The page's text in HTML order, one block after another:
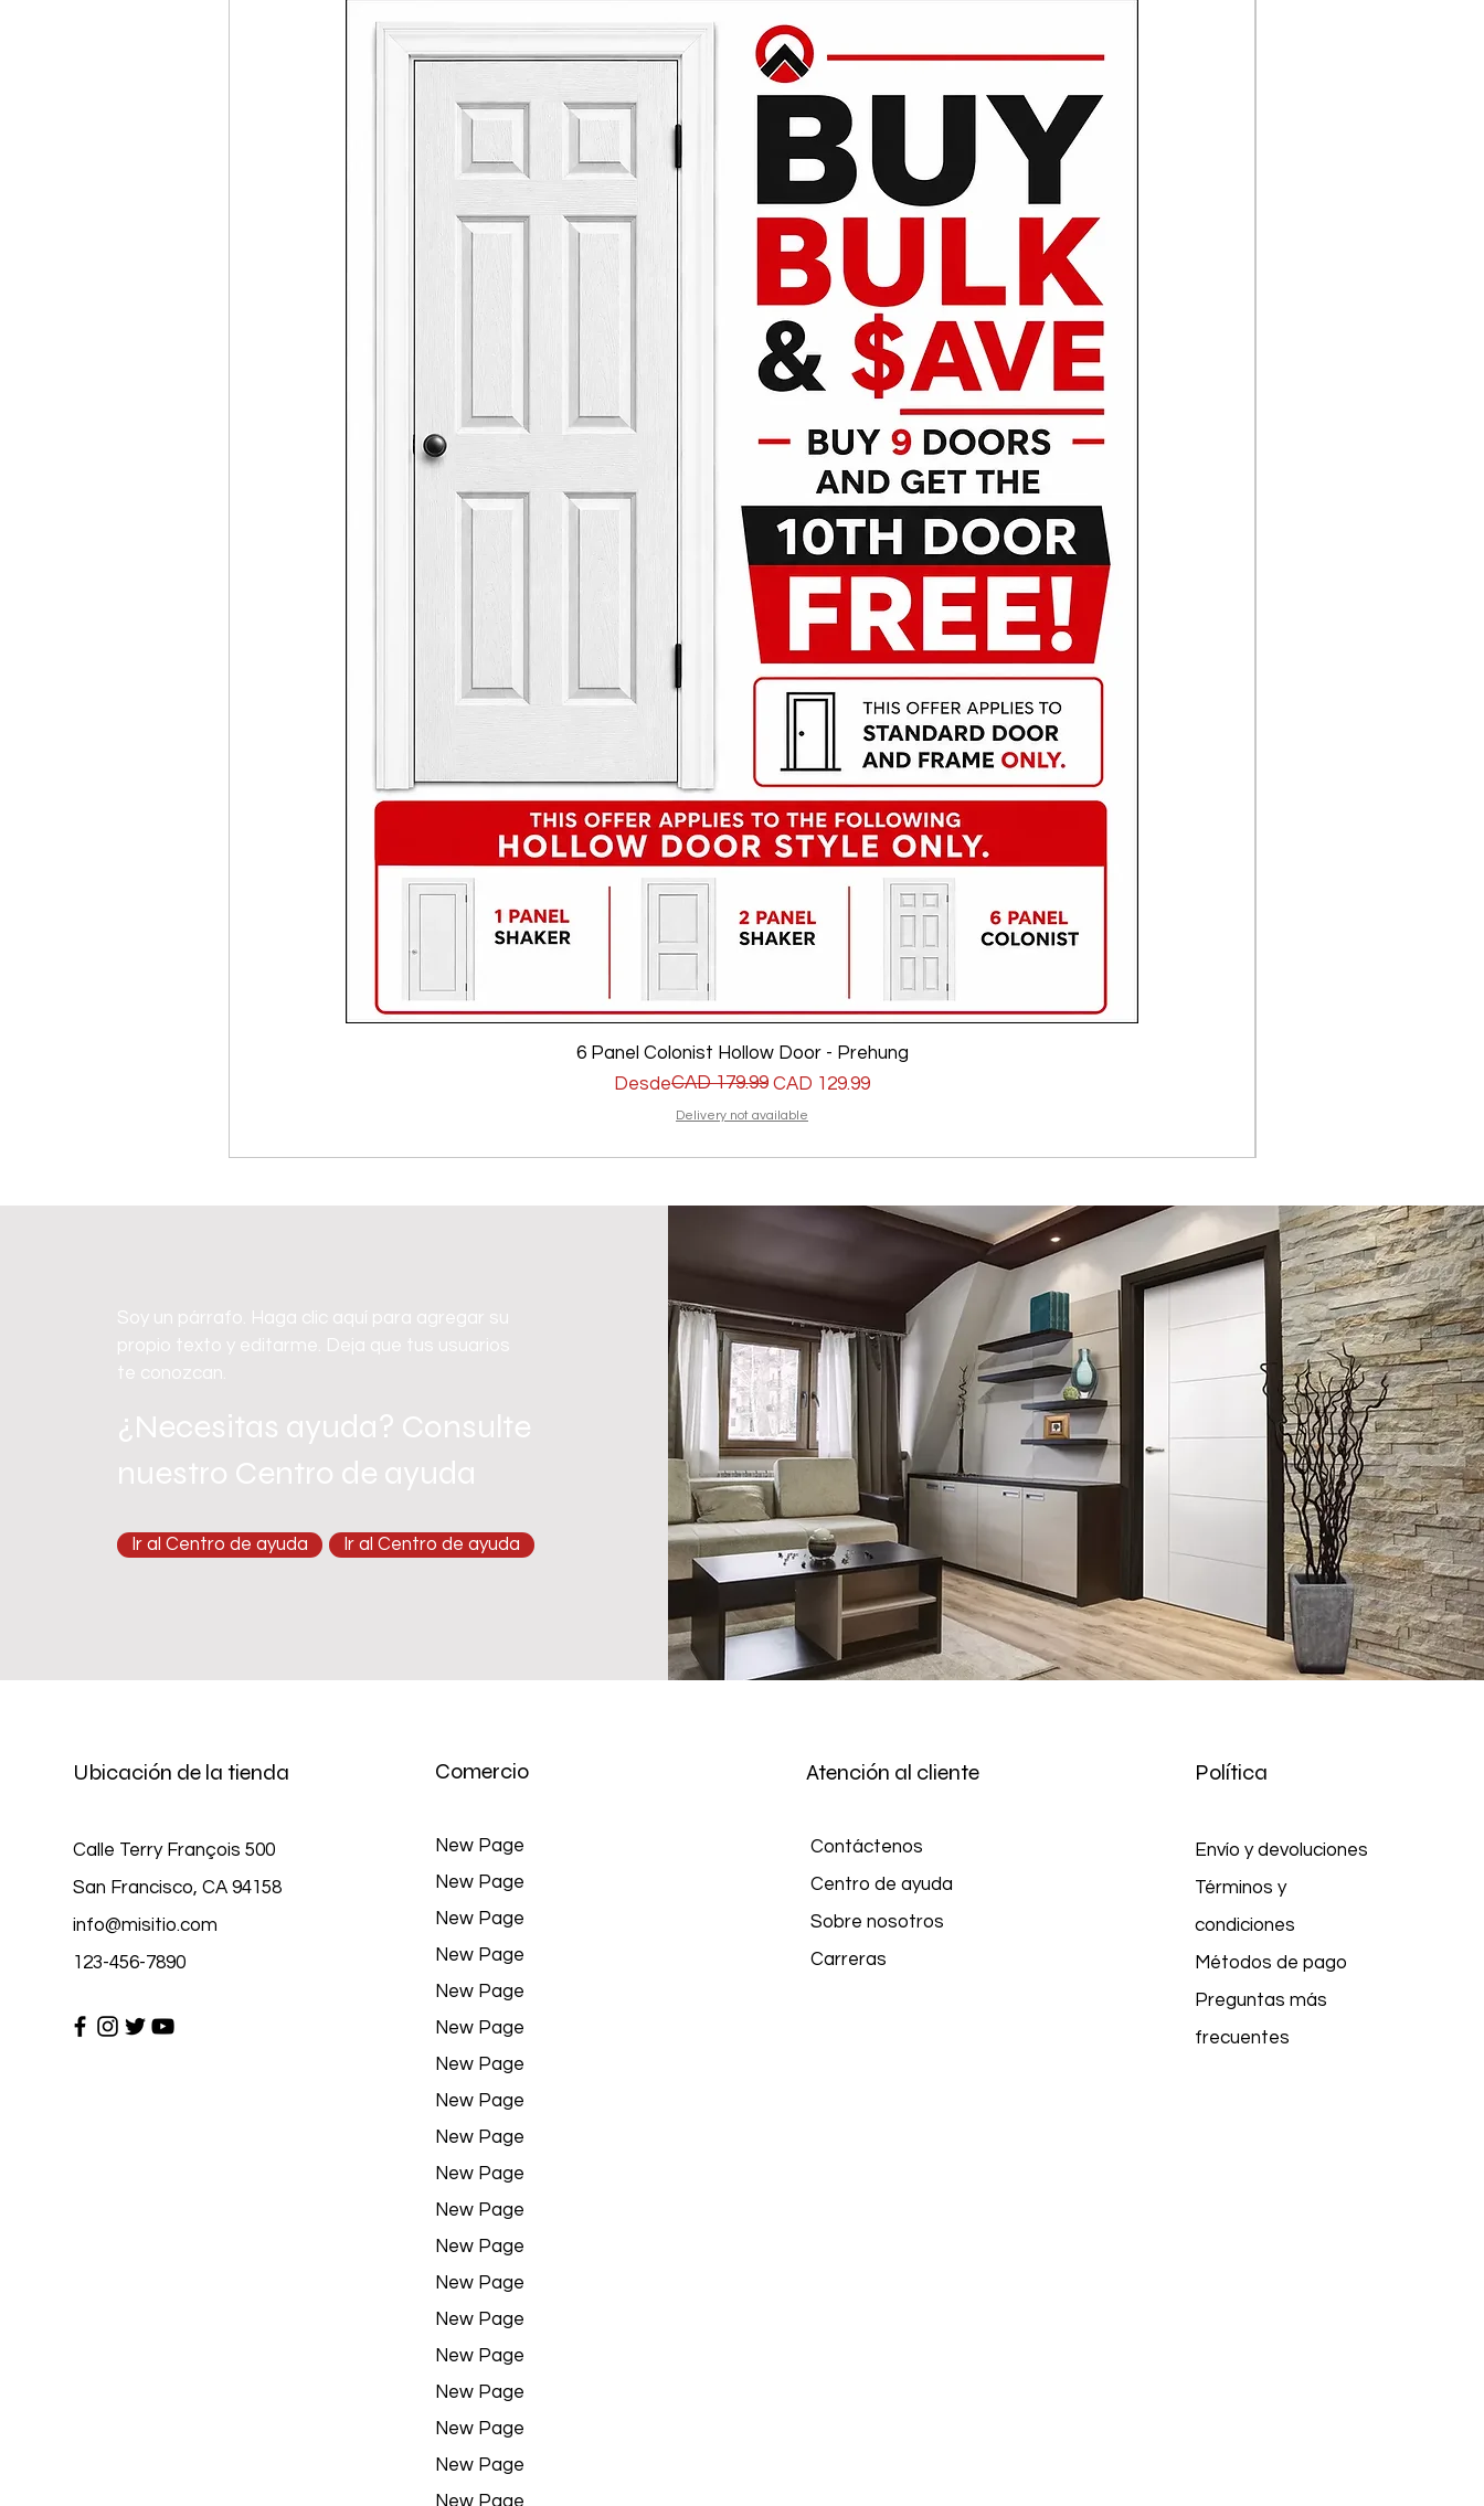
6 Panel Colonist Hollow Door - Prehung
Desde
PrecioCAD 179.99 CAD 129.99
Precio de oferta
Delivery not available
Soy un párrafo. Haga clic aquí para agregar su
propio texto y editarme. Deja que tus usuarios
te conozcan.
¿Necesitas ayuda? Consulte
nuestro Centro de ayuda
Ir al Centro de ayuda Ir al Centro de ayuda
Ubicación de la tienda
Calle Terry François 500
San Francisco, CA 94158
info@misitio.com
123-456-7890
Comercio
New Page
New Page
New Page
New Page
New Page
New Page
New Page
New Page
New Page
New Page
New Page
New Page
New Page
New Page
New Page
New Page
New Page
New Page
New Page
Atención al cliente
Contáctenos
Centro de ayuda
Sobre nosotros
Carreras
Política
Envío y devoluciones
Términos y
condiciones
Métodos de pago
Preguntas más
frecuentes